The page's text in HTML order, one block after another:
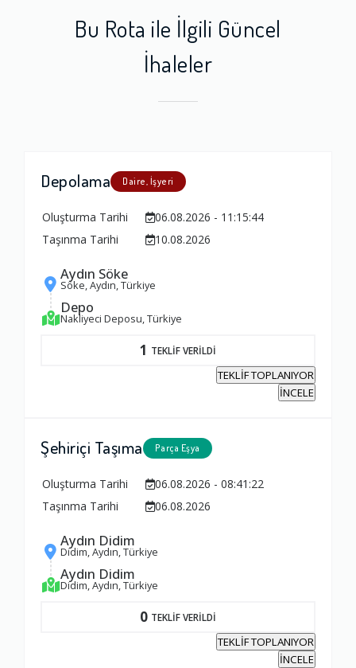
Bu Rota ile İlgili Güncel
İhaleler
Depolama Daire, İşyeri
Oluşturma Tarihi
06.08.2026 - 11:15:44
Taşınma Tarihi
10.08.2026
Aydın Söke
Söke, Aydın, Türkiye
Depo
Nakliyeci Deposu, Türkiye
1 TEKLİF VERİLDİ
TEKLİF TOPLANIYOR
İNCELE
Şehiriçi Taşıma Parça Eşya
Oluşturma Tarihi
06.08.2026 - 08:41:22
Taşınma Tarihi
06.08.2026
Aydın Didim
Didim, Aydın, Türkiye
Aydın Didim
Didim, Aydın, Türkiye
0 TEKLİF VERİLDİ
TEKLİF TOPLANIYOR
İNCELE